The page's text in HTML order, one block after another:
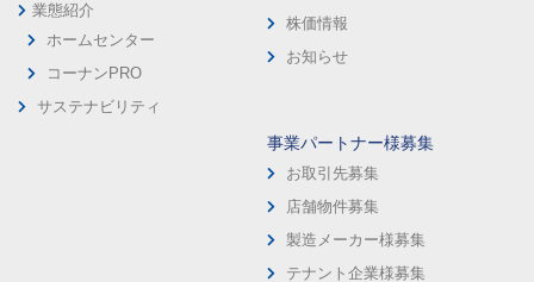
業態紹介
ホームセンター
コーナンPRO
サステナビリティ
株価情報
お知らせ
事業パートナー様募集
お取引先募集
店舗物件募集
製造メーカー様募集
テナント企業様募集